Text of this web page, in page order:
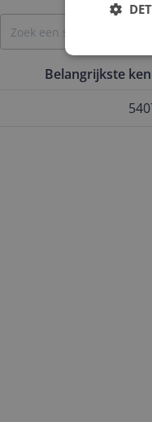
Belangrijkste